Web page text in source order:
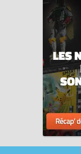
conformes aux
élevées au monde.
Tous les prix du
(Sandy's Speedboat)
prix 100% LEGO.
Code EAN du LEGO